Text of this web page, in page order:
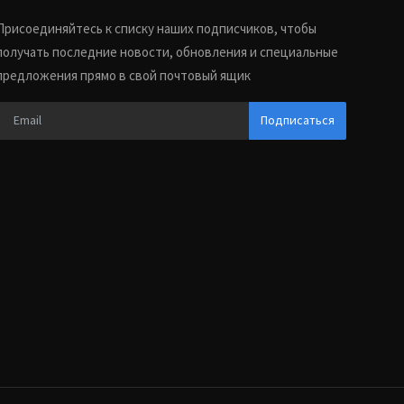
к списку наших подписчиков, чтобы
последние новости, обновления и специальные
прямо в свой почтовый ящик
Подписаться